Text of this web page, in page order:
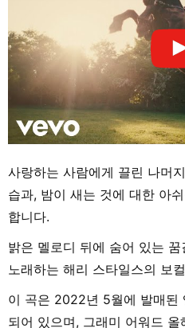
사랑하는 사람에게 끌린 나머
습과, 밤이 새는 것에 대한 아
합니다.
밝은 멜로디 뒤에 숨어 있는
노래하는 해리 스타일스의 보
이 곡은 2022년 5월에 발매된
되어 있으며, 그래미 어워드